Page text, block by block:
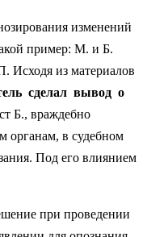
изменений
пример: М. и Б.
Исходя из материалов
сделал вывод о
Б., враждебно
органам, в судебном
Под его влиянием
при проведении